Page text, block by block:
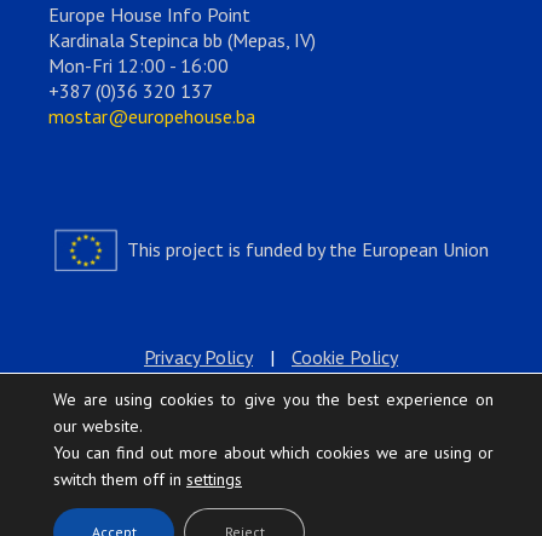
Europe House Info Point
Kardinala Stepinca bb (Mepas, IV)
Mon-Fri 12:00 - 16:00
+387 (0)36 320 137
mostar@europehouse.ba
This project is funded by the European Union
Privacy Policy | Cookie Policy
We are using cookies to give you the best experience on
our website.
You can find out more about which cookies we are using or
switch them off in settings
.
Accept Reject